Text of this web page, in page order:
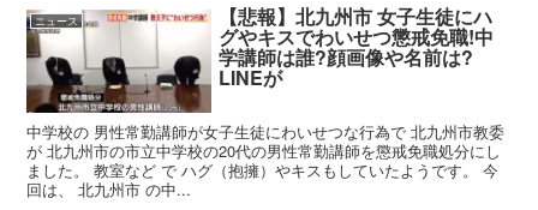
ニュース 【悲報】北九州市 女子生徒にハ
グやキスでわいせつ懲戒免職!中
学講師は誰?顔画像や名前は?
LINEが
中学校の 男性常勤講師が女子生徒にわいせつな行為で 北九州市教委
が 北九州市の市立中学校の20代の男性常勤講師を懲戒免職処分にし
ました。 教室など で ハグ（抱擁）やキスもしていたようです。 今
回は、 北九州市 の中...